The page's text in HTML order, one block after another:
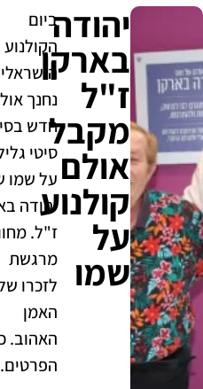
יהודה
בארקן
ז"ל
מקבל
אולם
קולנוע
על
שמו
ביום
הקולנוע
הישראלי
נחנך
חדש
סיטי
על שמו
יהודה
ז"ל.
מרגשת
לזכרו
האמן
האהוב.
הפרטים.